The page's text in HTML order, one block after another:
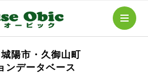
陽市・久御山町
ンデータベース